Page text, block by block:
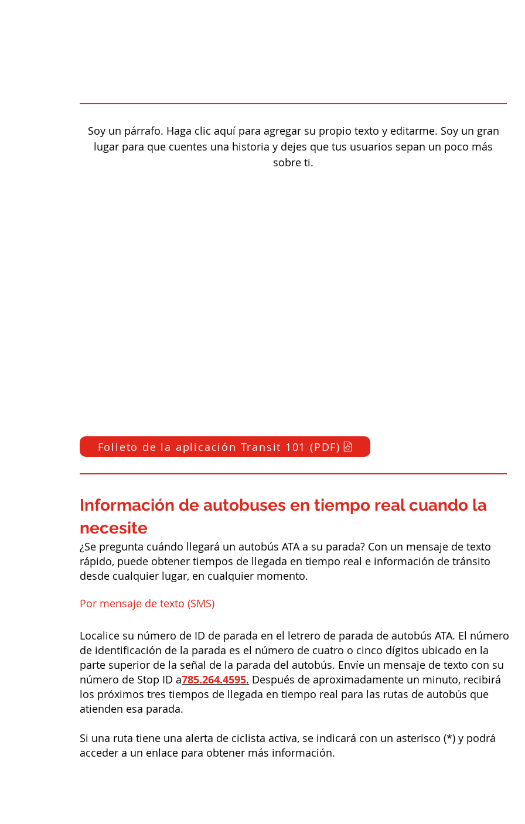
Soy un párrafo. Haga clic aquí para agregar su propio texto y editarme. Soy un gran
lugar para que cuentes una historia y dejes que tus usuarios sepan un poco más
sobre ti.
Folleto de la aplicación Transit 101 (PDF)
Información de autobuses en tiempo real cuando la
necesite
¿Se pregunta cuándo llegará un autobús ATA a su parada? Con un mensaje de texto
rápido, puede obtener tiempos de llegada en tiempo real e información de tránsito
desde cualquier lugar, en cualquier momento.
Por mensaje de texto (SMS)
Localice su número de ID de parada en el letrero de parada de autobús ATA. El número
de identificación de la parada es el número de cuatro o cinco dígitos ubicado en la
parte superior de la señal de la parada del autobús. Envíe un mensaje de texto con su
número de Stop ID a785.264.4595. Después de aproximadamente un minuto, recibirá
los próximos tres tiempos de llegada en tiempo real para las rutas de autobús que
atienden esa parada.
Si una ruta tiene una alerta de ciclista activa, se indicará con un asterisco (*) y podrá
acceder a un enlace para obtener más información.